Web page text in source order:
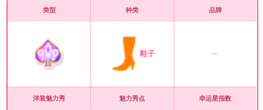
类型 种类
鞋子
品牌
洋装魅力秀 魅力秀点 幸运星指数